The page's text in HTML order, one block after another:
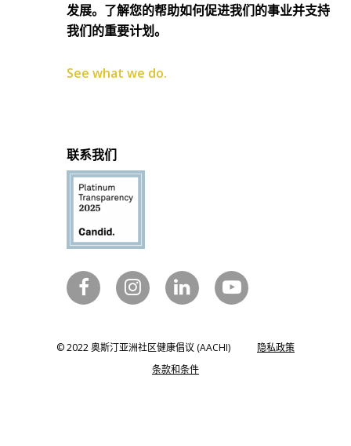
发展。了解您的帮助如何促进我们的事业并支持
我们的重要计划。
See what we do.
联系我们
© 2022 奥斯汀亚洲社区健康倡议 (AACHI)
隐私政策
条款和条件